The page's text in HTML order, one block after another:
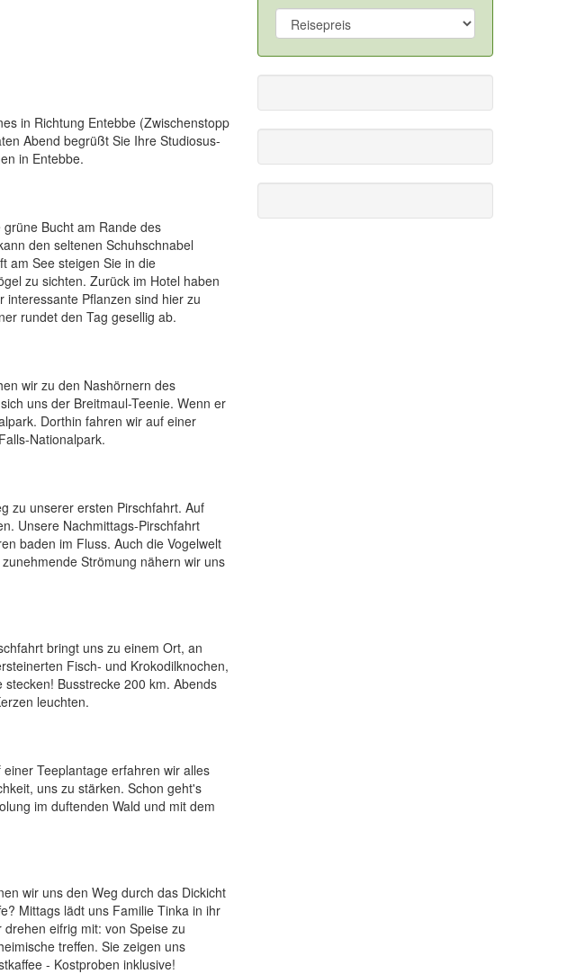
in Richtung Entebbe (Zwischenstopp
Abend begrüßt Sie Ihre Studiosus-
in Entebbe.
Bucht am Rande des
den seltenen Schuhschnabel
am See steigen Sie in die
zu sichten. Zurück im Hotel haben
Pflanzen sind hier zu
rundet den Tag gesellig ab.
wir zu den Nashörnern des
uns der Breitmaul-Teenie. Wenn er
Dorthin fahren wir auf einer
Nationalpark.
zu unserer ersten Pirschfahrt. Auf
Unsere Nachmittags-Pirschfahrt
baden im Fluss. Auch die Vogelwelt
Strömung nähern wir uns
bringt uns zu einem Ort, an
Fisch- und Krokodilknochen,
Busstrecke 200 km. Abends
leuchten.
Teeplantage erfahren wir alles
uns zu stärken. Schon geht's
im duftenden Wald und mit dem
wir uns den Weg durch das Dickicht
Mittags lädt uns Familie Tinka in ihr
eifrig mit: von Speise zu
treffen. Sie zeigen uns
- Kostproben inklusive!